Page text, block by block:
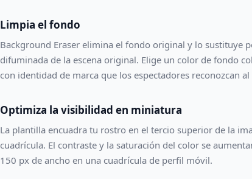
Limpia el fondo
Background Eraser elimina el fondo original y lo sustituye
difuminada de la escena original. Elige un color de fondo
con identidad de marca que los espectadores reconozcan
Optimiza la visibilidad en miniatura
La plantilla encuadra tu rostro en el tercio superior de la
cuadrícula. El contraste y la saturación del color se
150 px de ancho en una cuadrícula de perfil móvil.